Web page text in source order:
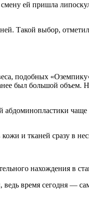
ей пришла
Такой выбор,
подобных
был большой объем.
абдоминопластики чаще
и тканей сразу в
нахождения в
ведь время сегодня —